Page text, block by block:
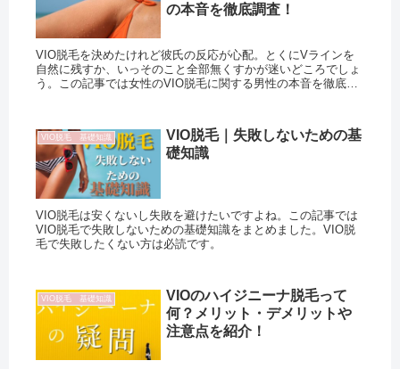
の本音を徹底調査！
VIO脱毛を決めたけれど彼氏の反応が心配。とくにVラインを
自然に残すか、いっそのこと全部無くすかが迷いどころでしょ
う。この記事では女性のVIO脱毛に関する男性の本音を徹底調
VIO脱毛 基礎知識
VIO脱毛｜失敗しないための基
礎知識
VIO脱毛は安くないし失敗を避けたいですよね。この記事では
VIO脱毛で失敗しないための基礎知識をまとめました。VIO脱
毛で失敗したくない方は必読です。
VIO脱毛 基礎知識
VIOのハイジニーナ脱毛って
何？メリット・デメリットや
注意点を紹介！